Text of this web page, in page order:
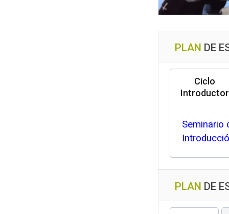
PLAN DE
Ciclo
Introductor
Seminario
PLAN DE